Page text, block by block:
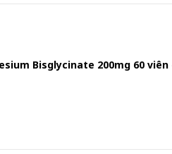
Bisglycinate 200mg 60